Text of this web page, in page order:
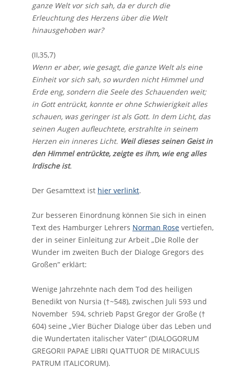
ganze Welt vor sich sah, da er durch die
Erleuchtung des Herzens über die Welt
hinausgehoben war?
(II,35,7)
Wenn er aber, wie gesagt, die ganze Welt als eine
Einheit vor sich sah, so wurden nicht Himmel und
Erde eng, sondern die Seele des Schauenden weit;
in Gott entrückt, konnte er ohne Schwierigkeit alles
schauen, was geringer ist als Gott. In dem Licht, das
seinen Augen aufleuchtete, erstrahlte in seinem
Herzen ein inneres Licht. Weil dieses seinen Geist in
den Himmel entrückte, zeigte es ihm, wie eng alles
Irdische ist.
Der Gesamttext ist hier verlinkt.
Zur besseren Einordnung können Sie sich in einen
Text des Hamburger Lehrers Norman Rose vertiefen,
der in seiner Einleitung zur Arbeit „Die Rolle der
Wunder im zweiten Buch der Dialoge Gregors des
Großen” erklärt:
Wenige Jahrzehnte nach dem Tod des heiligen
Benedikt von Nursia (†~548), zwischen Juli 593 und
November 594, schrieb Papst Gregor der Große (†
604) seine „Vier Bücher Dialoge über das Leben und
die Wundertaten italischer Väter” (DIALOGORUM
GREGORII PAPAE LIBRI QUATTUOR DE MIRACULIS
PATRUM ITALICORUM).